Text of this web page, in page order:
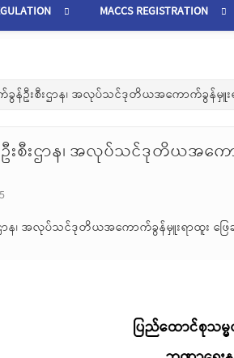
MACCS REGISTRATION
န်ဦးစီးဌာန၊ အလုပ်သင်ဒုတိယအကောက်ခွန်မှူးရာ
စီးဌာန၊ အလုပ်သင်ဒုတိယအကော
န၊ အလုပ်သင်ဒုတိယအကောက်ခွန်မှူးရာထူး ဖြေဆို